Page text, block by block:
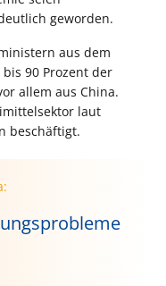
geworden.
aus dem
90 Prozent der
allem aus China.
laut
beschäftigt.